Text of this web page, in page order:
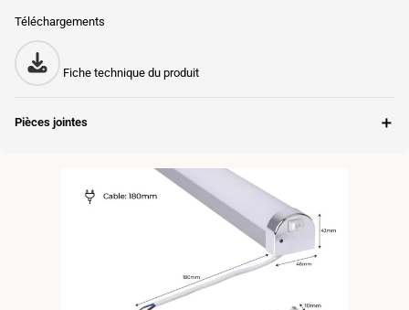
Téléchargements
Fiche technique du produit
Pièces jointes ＋